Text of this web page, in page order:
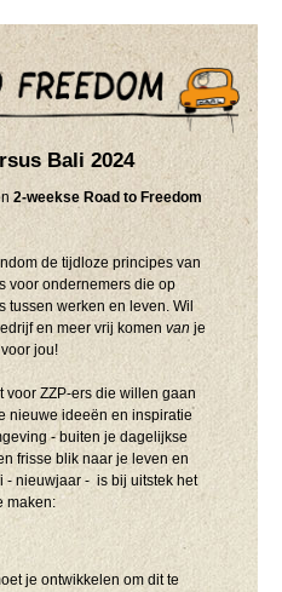
Bali 2024
2-weekse Road to Freedom
de tijdloze principes van
voor ondernemers die op
werken en leven. Wil
en meer vrij komen van je
jou!
voor ZZP-ers die willen gaan
nieuwe ideeën en inspiratie
- buiten je dagelijkse
frisse blik naar je leven en
- nieuwjaar - is bij uitstek het
maken:
je ontwikkelen om dit te